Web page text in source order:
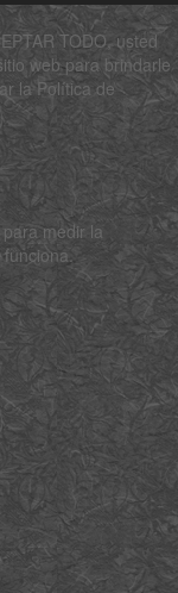
TODO, usted
web para brindarle
la Política de
medir la